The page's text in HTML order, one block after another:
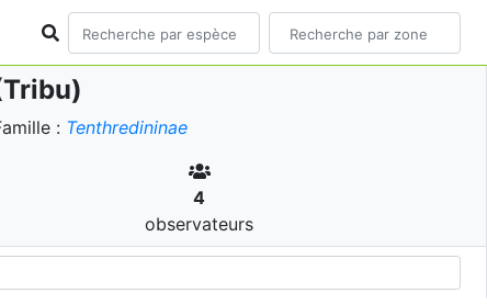
: Tenthredininae
4
observateurs